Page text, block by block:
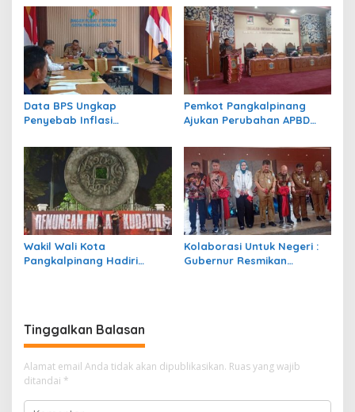
XII DPR Bambang Patijaya
Dorong Perpres Segera
Terbit
Tricakti, Tata Niaga Timah
dan Pengelolaan Kawasan
Hutan, DPRD Babel Janji
Kawal Aspirasi
Data BPS Ungkap
Penyebab Inflasi
Didominasi Transportasi
dan Pangan
Pemkot Pangkalpinang
Ajukan Perubahan APBD
Defisit Ditutup SiLPA
Rp69,33 Miliar
Wakil Wali Kota
Pangkalpinang Hadiri
Kolaborasi Untuk Negeri :
Gubernur Resmikan
Tinggalkan Balasan
Alamat email Anda tidak akan dipublikasikan. Ruas yang wajib
ditandai *